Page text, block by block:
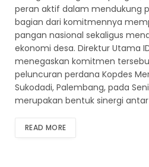
peran aktif dalam mendukung
bagian dari komitmennya
pangan nasional sekaligus
ekonomi desa. Direktur Utama
menegaskan komitmen
peluncuran perdana Kopdes
Sukodadi, Palembang, pada
merupakan bentuk sinergi antar
READ MORE